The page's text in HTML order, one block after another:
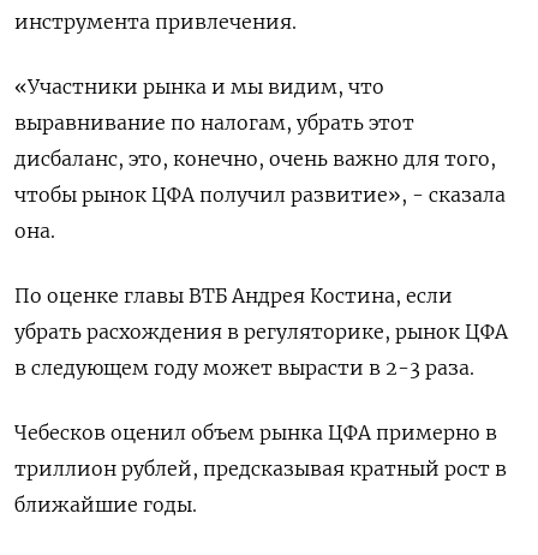
инструмента привлечения.
«Участники рынка и мы видим, что
выравнивание по налогам, убрать этот
дисбаланс, это, конечно, очень важно для того,
чтобы рынок ЦФА получил развитие», - сказала
она.
По оценке главы ВТБ Андрея Костина, если
убрать расхождения в регуляторике, рынок ЦФА
в следующем году может вырасти в 2-3 раза.
Чебесков оценил объем рынка ЦФА примерно в
триллион рублей, предсказывая кратный рост в
ближайшие годы.